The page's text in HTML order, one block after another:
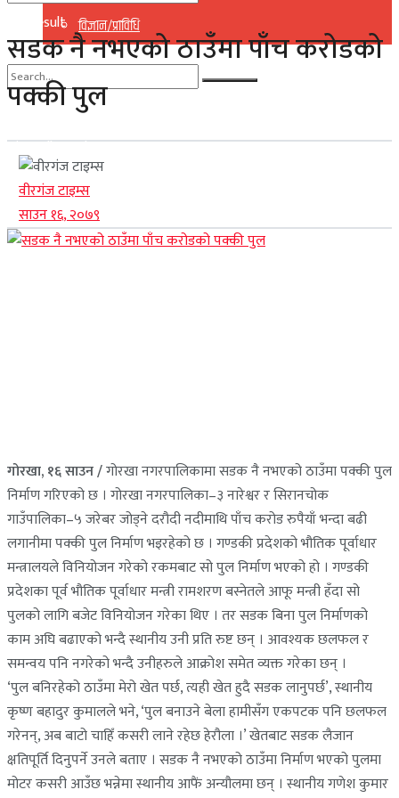
विज्ञान/प्राविधि
No Result
View All Result
No Result
View All Result
सडक नै नभएको ठाउँमा पाँच करोडको
पक्की पुल
वीरगंज टाइम्स
साउन १६, २०७९
गोरखा, १६ साउन /गोरखा नगरपालिकामा सडक नै नभएको ठाउँमा पक्की पुल
निर्माण गरिएको छ । गोरखा नगरपालिका–३ नारेश्वर र सिरानचोक
गाउँपालिका–५ जरेबर जोड्ने दरौदी नदीमाथि पाँच करोड रुपैयाँ भन्दा बढी
लगानीमा पक्की पुल निर्माण भइरहेको छ । गण्डकी प्रदेशको भौतिक पूर्वाधार
मन्त्रालयले विनियोजन गरेको रकमबाट सो पुल निर्माण भएको हो । गण्डकी
प्रदेशका पूर्व भौतिक पूर्वाधार मन्त्री रामशरण बस्नेतले आफू मन्त्री हँदा सो
पुलको लागि बजेट विनियोजन गरेका थिए । तर सडक बिना पुल निर्माणको
काम अघि बढाएको भन्दै स्थानीय उनी प्रति रुष्ट छन् । आवश्यक छलफल र
समन्वय पनि नगरेको भन्दै उनीहरुले आक्रोश समेत व्यक्त गरेका छन् ।
‘पुल बनिरहेको ठाउँमा मेरो खेत पर्छ, त्यही खेत हुदै सडक लानुपर्छ’, स्थानीय
कृष्ण बहादुर कुमालले भने, ‘पुल बनाउने बेला हामीसँग एकपटक पनि छलफल
गरेनन्, अब बाटो चाहिँ कसरी लाने रहेछ हेरौला ।’ खेतबाट सडक लैजान
क्षतिपूर्ति दिनुपर्ने उनले बताए । सडक नै नभएको ठाउँमा निर्माण भएको पुलमा
मोटर कसरी आउँछ भन्नेमा स्थानीय आफैं अन्यौलमा छन् । स्थानीय गणेश कुमार